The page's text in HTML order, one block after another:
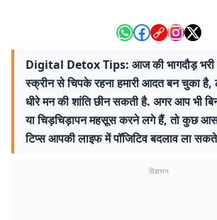
Digital Detox Tips: आज की भागदौड़ भरी
स्क्रीन से चिपके रहना हमारी आदत बन चुका
धीरे मन की शांति छीन सकती है. अगर आप भी
या चिड़चिड़ापन महसूस करने लगे हैं, तो कुछ
टिप्स आपकी लाइफ में पॉजिटिव बदलाव ला
विज्ञापन